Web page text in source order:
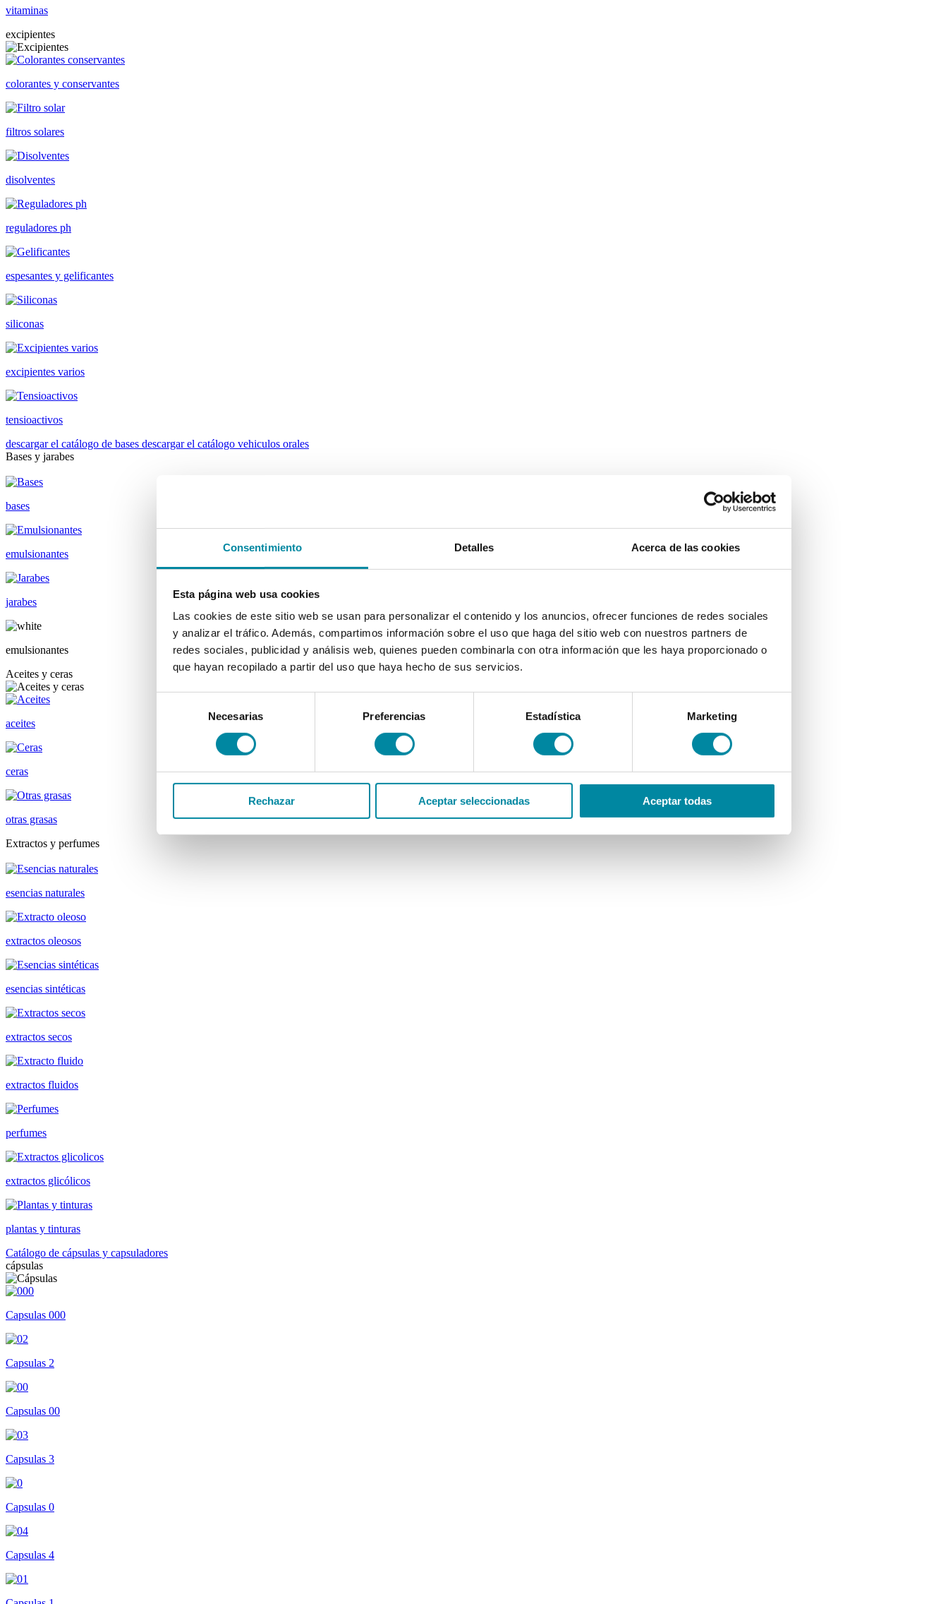
Consentimiento Detalles Acerca de las cookies
Esta página web usa cookies
Las cookies de este sitio web se usan para personalizar el contenido y los anuncios, ofrecer funciones de redes sociales
y analizar el tráfico. Además, compartimos información sobre el uso que haga del sitio web con nuestros partners de
redes sociales, publicidad y análisis web, quienes pueden combinarla con otra información que les haya proporcionado o
que hayan recopilado a partir del uso que haya hecho de sus servicios.
consentimiento
Necesarias Preferencias Estadística Marketing
Rechazar Aceptar seleccionadas Aceptar todas
vitaminas
excipientes
colorantes y conservantes
filtros solares
disolventes
reguladores ph
espesantes y gelificantes
siliconas
excipientes varios
tensioactivos
descargar el catálogo de bases descargar el catálogo vehiculos orales
Bases y jarabes
bases
emulsionantes
jarabes
emulsionantes
Aceites y ceras
aceites
ceras
otras grasas
Extractos y perfumes
esencias naturales
extractos oleosos
esencias sintéticas
extractos secos
extractos fluidos
perfumes
extractos glicólicos
plantas y tinturas
Catálogo de cápsulas y capsuladores
cápsulas
Capsulas 000
Capsulas 2
Capsulas 00
Capsulas 3
Capsulas 0
Capsulas 4